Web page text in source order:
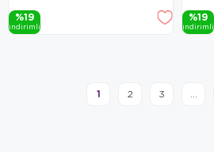
%19
i̇ndi̇ri̇mli̇
%19
i̇ndi̇ri̇mli̇
1 2 3 ...